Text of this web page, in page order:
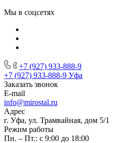
Мы в соцсетях
+7 (927) 933-888-9
+7 (927) 933-888-9 Уфа
Заказать звонок
E-mail
info@mirostal.ru
Адрес
г. Уфа, ул. Трамвайная, дом 5/1
Режим работы
Пн. – Пт.: с 9:00 до 18:00